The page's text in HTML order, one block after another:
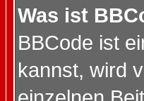
Was ist
BBCode ist
kannst, wird